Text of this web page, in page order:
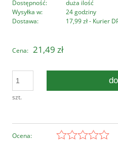
Dostępność:
duża ilość
Wysyłka w:
24 godziny
Dostawa:
17,99 zł- Kurier
Cena nie zawiera
Cena: 21,49 zł
szt.
Ocena: